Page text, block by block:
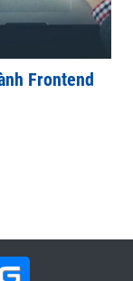
Frontend